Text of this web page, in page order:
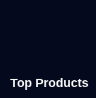
Top Products